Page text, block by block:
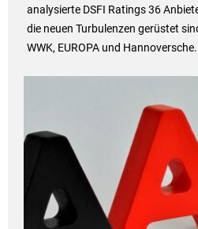
analysierte DSFI Ratings 36
die neuen Turbulenzen gerüstet
WWK, EUROPA und Hannoversche.